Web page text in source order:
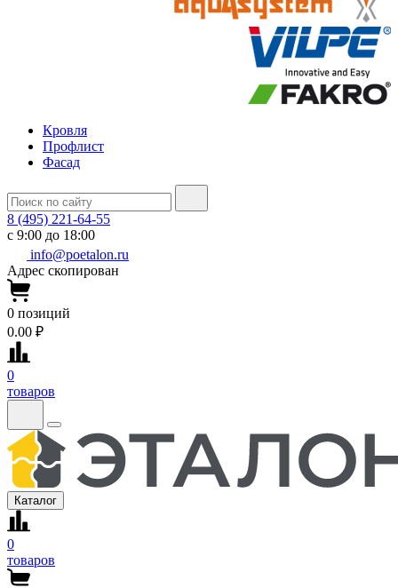
Кровля
Профлист
Фасад
8 (495) 221-64-55
с 9:00 до 18:00
info@poetalon.ru
Адрес скопирован
0 позиций
0.00 ₽
0
товаров
Каталог
0
товаров